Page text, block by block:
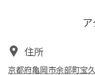
住所
京都府亀岡市余部町宝